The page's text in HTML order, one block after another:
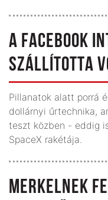
A FACEBOOK
SZÁLLÍTOTTA
Pillanatok alatt porrá
dollárnyi űrtechnika,
teszt közben - eddig
SpaceX rakétája.
MERKELNEK